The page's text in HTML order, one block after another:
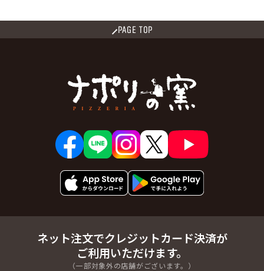
PAGE TOP
ネット注文でクレジットカード決済が
ご利用いただけます。
（一部対象外の店舗がございます。）